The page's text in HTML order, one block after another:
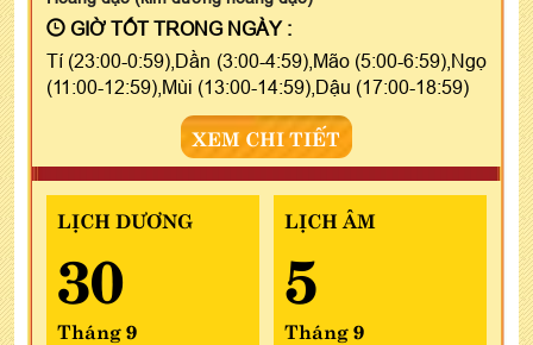
GIỜ TỐT TRONG NGÀY :
Tí (23:00-0:59),Dần (3:00-4:59),Mão (5:00-6:59),Ngọ
(11:00-12:59),Mùi (13:00-14:59),Dậu (17:00-18:59)
XEM CHI TIẾT
LỊCH DƯƠNG
30
Tháng 9
LỊCH ÂM
5
Tháng 9